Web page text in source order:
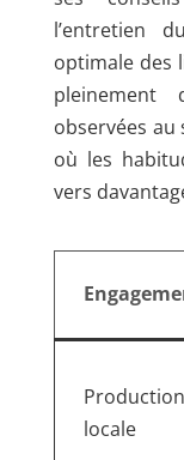
l’entretien
optimale des
pleinement
observées au
où les
vers
Production
locale